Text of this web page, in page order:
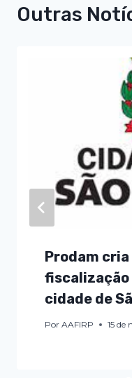
Outras
Prodam
fiscalização
cidade de
Por AAFIRP 15 de